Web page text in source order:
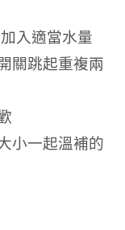
入適當水量
關跳起重複兩
小一起溫補的